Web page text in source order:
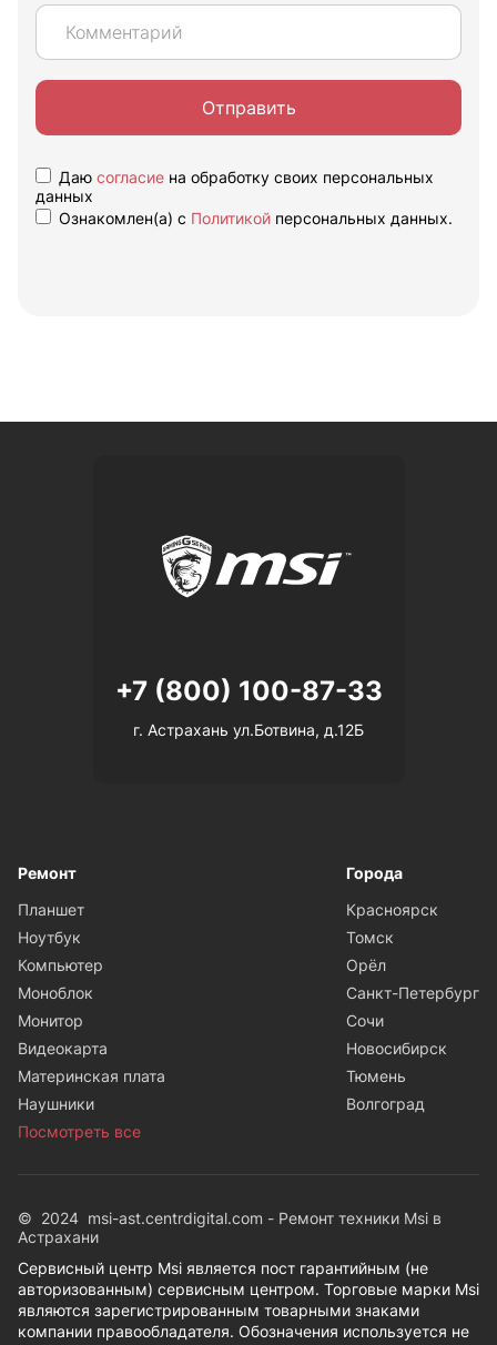
Отправить
Даю согласие на обработку своих персональных
данных
Ознакомлен(а) с Политикой персональных данных.
+7 (800) 100-87-33
г. Астрахань ул.Ботвина, д.12Б
Ремонт
Планшет
Ноутбук
Компьютер
Моноблок
Монитор
Видеокарта
Материнская плата
Наушники
Посмотреть все
Города
Красноярск
Томск
Орёл
Санкт-Петербург
Сочи
Новосибирск
Тюмень
Волгоград
© 2024 msi-ast.centrdigital.com - Ремонт техники Msi в
Астрахани
Сервисный центр Msi является пост гарантийным (не
авторизованным) сервисным центром. Торговые марки Msi
являются зарегистрированным товарными знаками
компании правообладателя. Обозначения используется не